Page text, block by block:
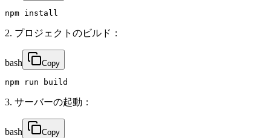
npm install
2. プロジェクトのビルド：
bash Copy
npm run build
3. サーバーの起動：
bash Copy